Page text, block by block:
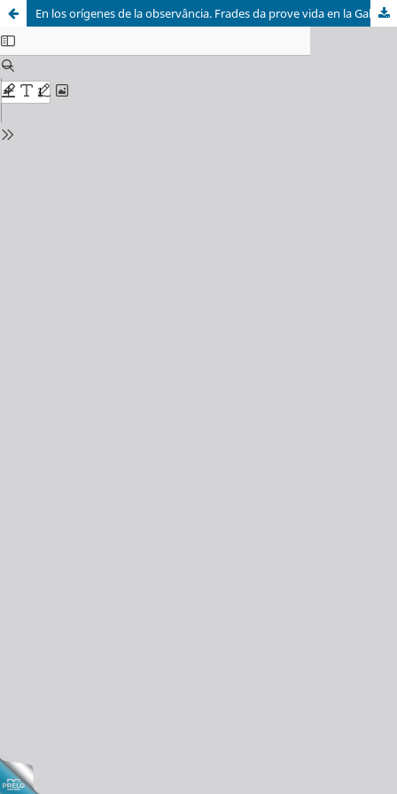
En los orígenes de la observância. Frades da prove vida en la Galicia medieval (Finales siglo XIV – finales siglo XV)